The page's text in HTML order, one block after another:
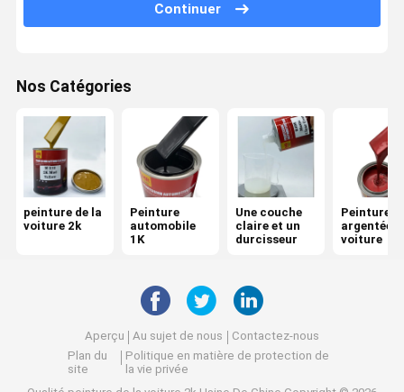
Pâte de peinture automobile
Diluant pour peinture de voiture
Outils de peinture automobile
Continuer
Nos Catégories
peinture de la
voiture 2k
Peinture
automobile
1K
Une couche
claire et un
durcisseur
Peinture
argentée
voiture
Aperçu Au sujet de nous
Contactez-nous
Plan du
site
Politique en matière de protection de
la vie privée